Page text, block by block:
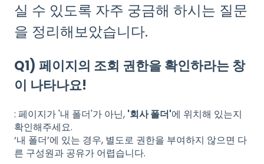
실 수 있도록 자주 궁금해 하시는 질문
을 정리해보았습니다.
Q1) 페이지의 조회 권한을 확인하라는 창
이 나타나요!
: 페이지가 '내 폴더'가 아닌, '회사 폴더'에 위치해 있는지
확인해주세요.
‘내 폴더’에 있는 경우, 별도로 권한을 부여하지 않으면 다
른 구성원과 공유가 어렵습니다.